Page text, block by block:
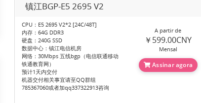
镇江BGP-E5 2695 V2
CPU：E5 2695 V2*2 [24C/48T]
内存：64G DDR3
硬盘：240G SSD
数据中心：镇江电信机房
网络：30Mbps 五线bgp（电信联通移动
铁通教育网）
预计1天内交付
机器交付相关事宜请至QQ群组
785367060或者加qq337322913咨询
A partir de
￥599.00CNY
Mensal
Assinar agora